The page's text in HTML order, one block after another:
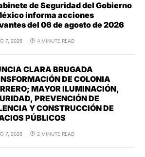
de Seguridad del Gobierno
informa acciones
del 06 de agosto de 2026
7, 2026 4 MINUTE READ
CLARA BRUGADA
DE COLONIA
MAYOR ILUMINACIÓN,
PREVENCIÓN DE
Y CONSTRUCCIÓN DE
PÚBLICOS
7, 2026 2 MINUTE READ